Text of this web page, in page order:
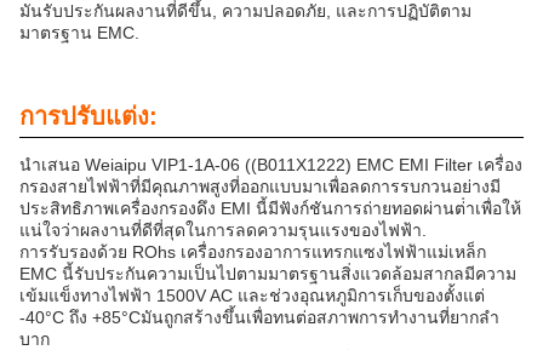
มันรับประกันผลงานที่ดีขึ้น, ความปลอดภัย, และการปฏิบัติตาม
มาตรฐาน EMC.
การปรับแต่ง:
นําเสนอ Weiaipu VIP1-1A-06 ((B011X1222) EMC EMI Filter เครื่อง
กรองสายไฟฟ้าที่มีคุณภาพสูงที่ออกแบบมาเพื่อลดการรบกวนอย่างมี
ประสิทธิภาพเครื่องกรองดึง EMI นี้มีฟังก์ชันการถ่ายทอดผ่านต่ําเพื่อให้
แน่ใจว่าผลงานที่ดีที่สุดในการลดความรุนแรงของไฟฟ้า.
การรับรองด้วย ROhs เครื่องกรองอาการแทรกแซงไฟฟ้าแม่เหล็ก
EMC นี้รับประกันความเป็นไปตามมาตรฐานสิ่งแวดล้อมสากลมีความ
เข้มแข็งทางไฟฟ้า 1500V AC และช่วงอุณหภูมิการเก็บของตั้งแต่
-40°C ถึง +85°Cมันถูกสร้างขึ้นเพื่อทนต่อสภาพการทํางานที่ยากลํา
บาก